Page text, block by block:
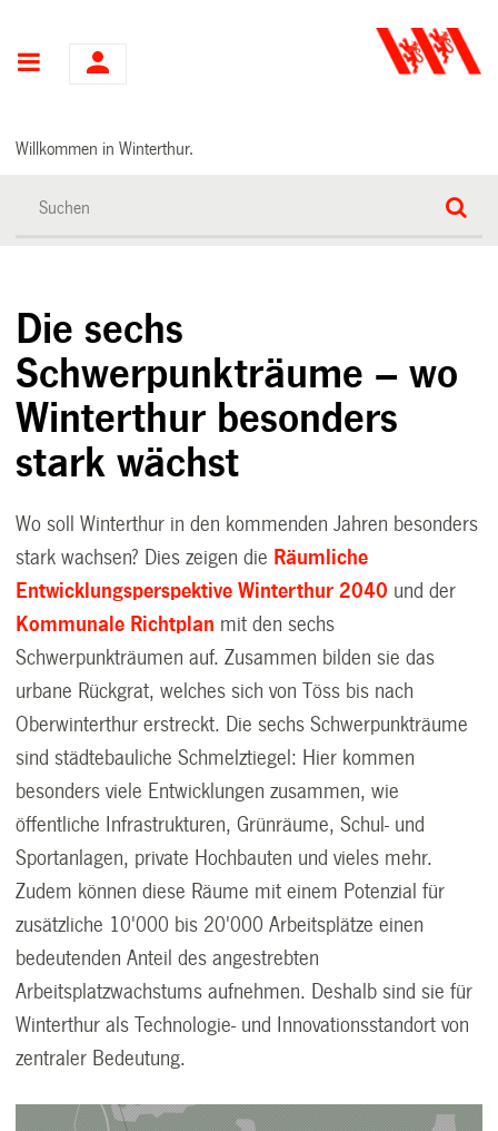
Hauptnavigation
Willkommen in Winterthur.
Die sechs
Schwerpunkträume – wo
Winterthur besonders
stark wächst
Wo soll Winterthur in den kommenden Jahren besonders
stark wachsen? Dies zeigen die Räumliche
Entwicklungsperspektive Winterthur 2040 und der
Kommunale Richtplan mit den sechs
Schwerpunkträumen auf. Zusammen bilden sie das
urbane Rückgrat, welches sich von Töss bis nach
Oberwinterthur erstreckt. Die sechs Schwerpunkträume
sind städtebauliche Schmelztiegel: Hier kommen
besonders viele Entwicklungen zusammen, wie
öffentliche Infrastrukturen, Grünräume, Schul- und
Sportanlagen, private Hochbauten und vieles mehr.
Zudem können diese Räume mit einem Potenzial für
zusätzliche 10'000 bis 20'000 Arbeitsplätze einen
bedeutenden Anteil des angestrebten
Arbeitsplatzwachstums aufnehmen. Deshalb sind sie für
Winterthur als Technologie- und Innovationsstandort von
zentraler Bedeutung.